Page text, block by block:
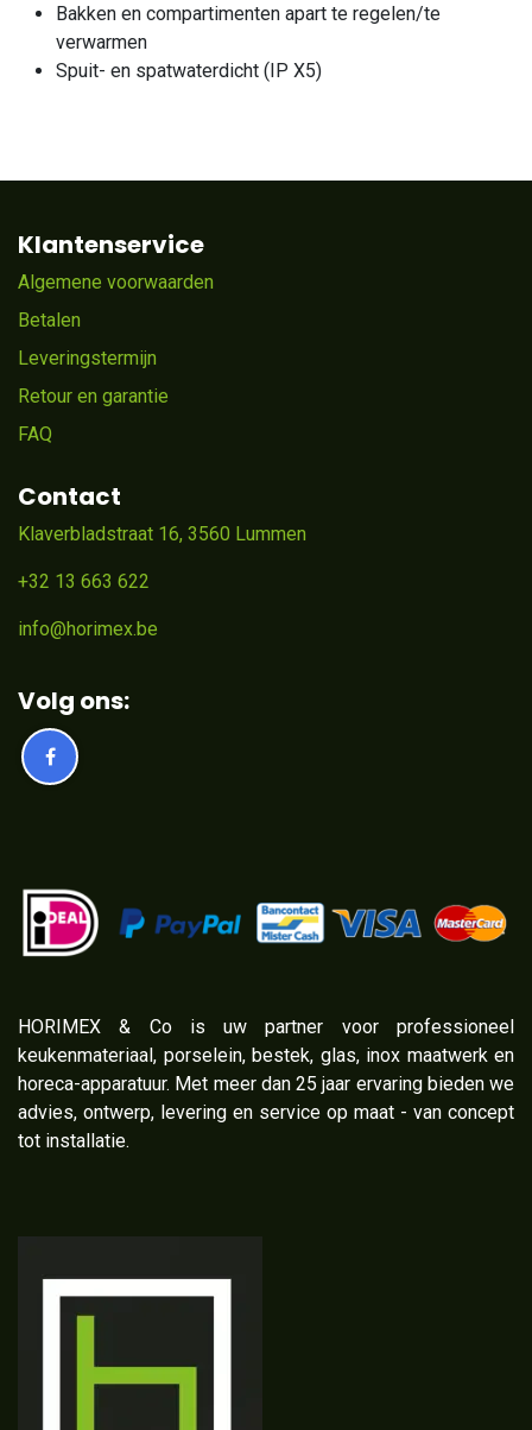
Bakken en compartimenten apart te regelen/te
verwarmen
Spuit- en spatwaterdicht (IP X5)
Klantenservice
Algemene voorwaarden
Betalen
Leveringstermijn
Retour en garantie
FAQ
Contact
Klaverbladstraat 16, 3560 Lummen
+32 13 663 622
info@horimex.be
Volg ons:
​HORIMEX & Co is uw partner voor professioneel
keukenmateriaal, porselein, bestek, glas, inox maatwerk en
horeca-apparatuur. Met meer dan 25 jaar ervaring bieden we
advies, ontwerp, levering en service op maat - van concept
tot installatie.